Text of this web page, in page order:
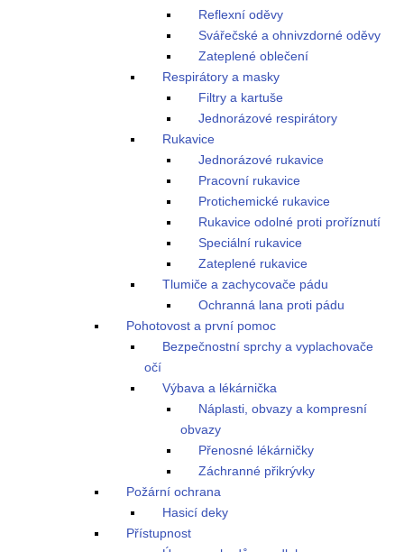
Reflexní oděvy
Svářečské a ohnivzdorné oděvy
Zateplené oblečení
Respirátory a masky
Filtry a kartuše
Jednorázové respirátory
Rukavice
Jednorázové rukavice
Pracovní rukavice
Protichemické rukavice
Rukavice odolné proti proříznutí
Speciální rukavice
Zateplené rukavice
Tlumiče a zachycovače pádu
Ochranná lana proti pádu
Pohotovost a první pomoc
Bezpečnostní sprchy a vyplachovače
očí
Výbava a lékárnička
Náplasti, obvazy a kompresní
obvazy
Přenosné lékárničky
Záchranné přikrývky
Požární ochrana
Hasicí deky
Přístupnost